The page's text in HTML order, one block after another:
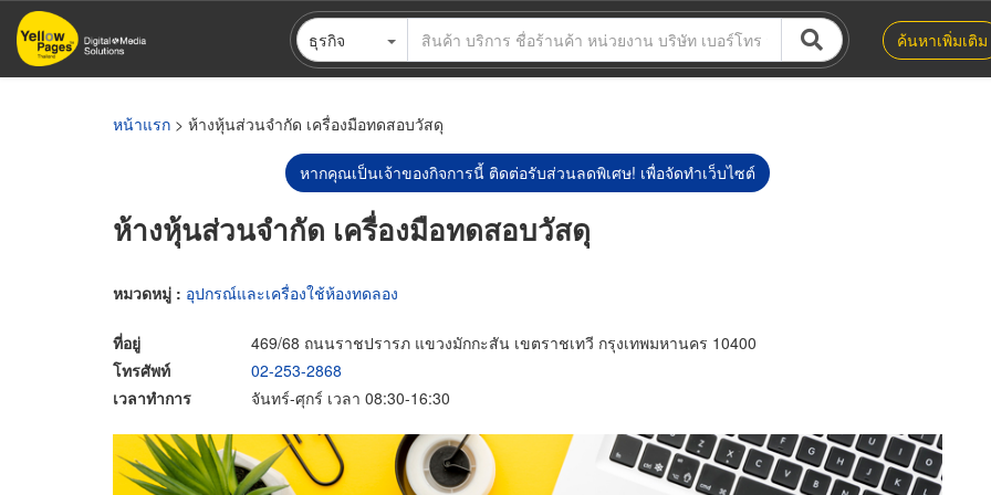
ข้าม
ไป
ธุรกิจ ค้นหาเพิ่มเติม
หน้าแรก > ห้างหุ้นส่วนจำกัด เครื่องมือทดสอบวัสดุ
หากคุณเป็นเจ้าของกิจการนี้ ติดต่อรับส่วนลดพิเศษ! เพื่อจัดทำเว็บไซต์
ห้างหุ้นส่วนจำกัด เครื่องมือทดสอบวัสดุ
หมวดหมู่ : อุปกรณ์และเครื่องใช้ห้องทดลอง
ที่อยู่
469/68 ถนนราชปรารภ แขวงมักกะสัน เขตราชเทวี กรุงเทพมหานคร 10400
โทรศัพท์
02-253-2868
เวลาทำการ
จันทร์-ศุกร์ เวลา 08:30-16:30